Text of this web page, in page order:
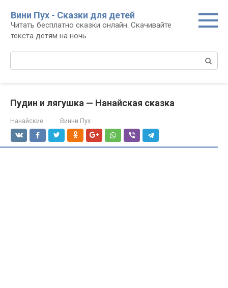
контенту
Вини Пух - Сказки для детей
Читать бесплатно сказки онлайн. Скачивайте
текста детям на ночь
Пудин и лягушка — Нанайская сказка
Нанайские Винни Пух